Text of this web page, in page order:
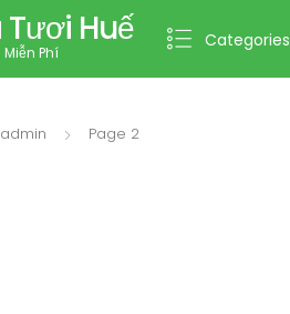
Huế
Phí
Categories
Page 2